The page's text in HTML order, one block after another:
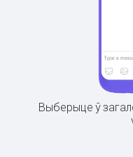
Выберыце ў